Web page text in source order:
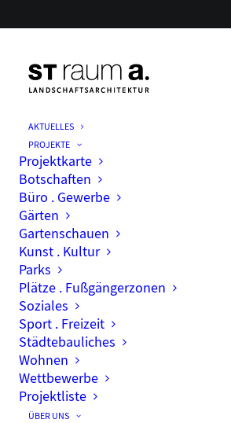
AKTUELLES
PROJEKTE
Projektkarte
Botschaften
Büro . Gewerbe
Gärten
Gartenschauen
Kunst . Kultur
Parks
Plätze . Fußgängerzonen
Soziales
Sport . Freizeit
Städtebauliches
Wohnen
Wettbewerbe
Projektliste
ÜBER UNS